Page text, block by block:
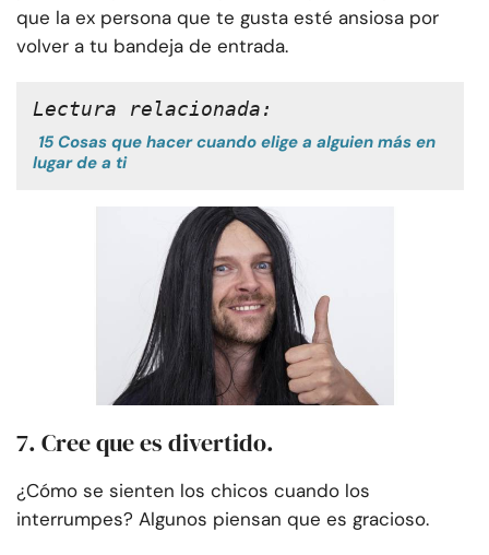
que la ex persona que te gusta esté ansiosa por
volver a tu bandeja de entrada.
Lectura relacionada:
15 Cosas que hacer cuando elige a alguien más en
lugar de a ti
7. Cree que es divertido.
¿Cómo se sienten los chicos cuando los
interrumpes? Algunos piensan que es gracioso.